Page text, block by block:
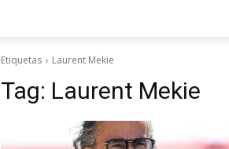
Etiquetas Laurent Mekie
Tag: Laurent Mekie